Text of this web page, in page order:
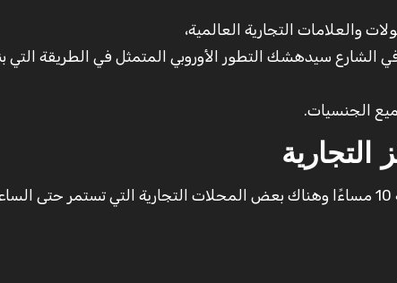
والعلامات التجارية العالمية،
الشارع سيدهشك التطور الأوروبي المتمثل في الطريقة التي
الجنسيات.